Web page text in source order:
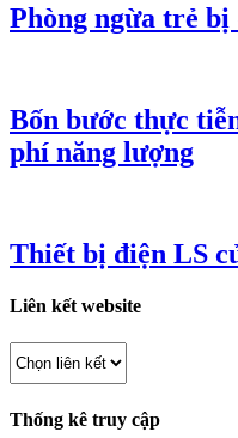
Phòng ngừa trẻ bị
Bốn bước thực
phí năng lượng
Thiết bị điện LS
Liên kết website
Thống kê truy cập